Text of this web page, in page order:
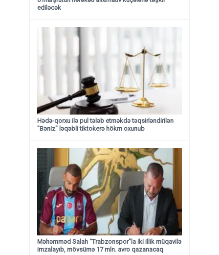
ediləcək
Hədə-qorxu ilə pul tələb etməkdə təqsirləndirilən
"Bəniz" ləqəbli tiktokerə hökm oxunub
Məhəmməd Salah “Trabzonspor”la iki illik müqavilə
imzalayıb, mövsümə 17 mln. avro qazanacaq